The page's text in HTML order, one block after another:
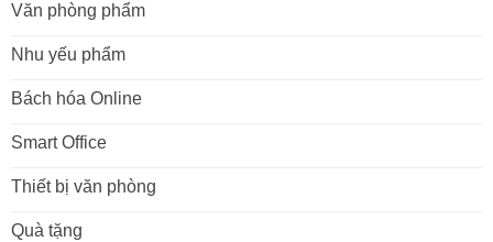
Văn phòng phẩm
Nhu yếu phẩm
Bách hóa Online
Smart Office
Thiết bị văn phòng
Quà tặng